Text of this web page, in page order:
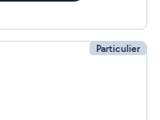
Particulier